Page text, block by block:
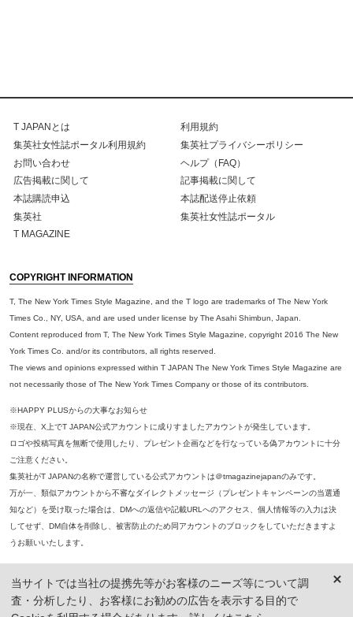
T JAPANとは
利用規約
集英社女性誌ポータル利用規約
集英社プライバシーポリシー
お問い合わせ
ヘルプ（FAQ）
広告掲載に関して
記事掲載に関して
本誌購読申込
本誌配送停止依頼
集英社
集英社女性誌ポータル
T MAGAZINE
COPYRIGHT INFORMATION
T, The New York Times Style Magazine, and the T logo are trademarks of The New York
Times Co., NY, USA, and are used under license by The Asahi Shimbun, Japan.
Content reproduced from T, The New York Times Style Magazine, copyright 2016 The New
York Times Co. and/or its contributors, all rights reserved.
The views and opinions expressed within T JAPAN The New York Times Style Magazine are
not necessarily those of The New York Times Company or those of its contributors.
※HAPPY PLUSからの大事なお知らせ
※現在、X上でT JAPAN公式アカウントに成りすましたアカウントが発生しています。
ロゴや投稿写真を無断で使用したり、プレゼント企画などを行なっている偽アカウントに十分
ご注意ください。
集英社がT JAPANの名称で運営している公式アカウントは＠tmagazinejapanのみです。
万が一、類似アカウントから不審なダイレクトメッセージ（プレゼントキャンペーンの当選通
知など）を受け取った場合は、DMへの返信や記載URLへのアクセス、個人情報等の入力は決
してせず、DM自体を削除し、被害防止のため同アカウントのブロックをしていただきますよ
うお願いいたします。
※ 掲載商品の価格は、特に記載がないかぎり、「税込価格」で表示しています。ただし、2021年3月18日以前に公開し
た記事については「本体価格（税抜）」での表示となり、 掲載価格には消費税が含まれておりませんのでご注意くだ
当サイトでは当社の提携先等がお客様のニーズ等について調
査・分析したり、お客様にお勧めの広告を表示する目的で